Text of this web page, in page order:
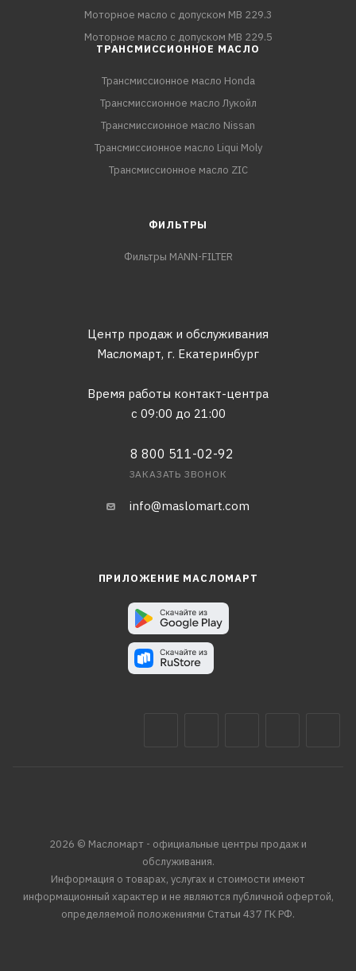
Моторное масло с допуском MB 229.3
Моторное масло с допуском MB 229.5
ТРАНСМИССИОННОЕ МАСЛО
Трансмиссионное масло Honda
Трансмиссионное масло Лукойл
Трансмиссионное масло Nissan
Трансмиссионное масло Liqui Moly
Трансмиссионное масло ZIC
ФИЛЬТРЫ
Фильтры MANN-FILTER
Центр продаж и обслуживания
Масломарт, г. Екатеринбург
Время работы контакт-центра
с 09:00 до 21:00
8 800 511-02-92
ЗАКАЗАТЬ ЗВОНОК
info@maslomart.com
ПРИЛОЖЕНИЕ МАСЛОМАРТ
2026 © Масломарт - официальные центры продаж и
обслуживания.
Информация о товарах, услугах и стоимости имеют
информационный характер и не являются публичной офертой,
определяемой положениями Статьи 437 ГК РФ.